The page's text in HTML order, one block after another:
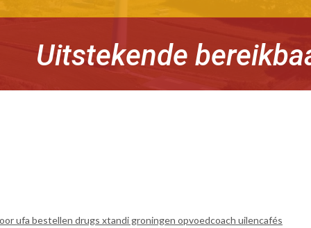
Uitstekende
ufa bestellen drugs xtandi groningen opvoedcoach uilencafés